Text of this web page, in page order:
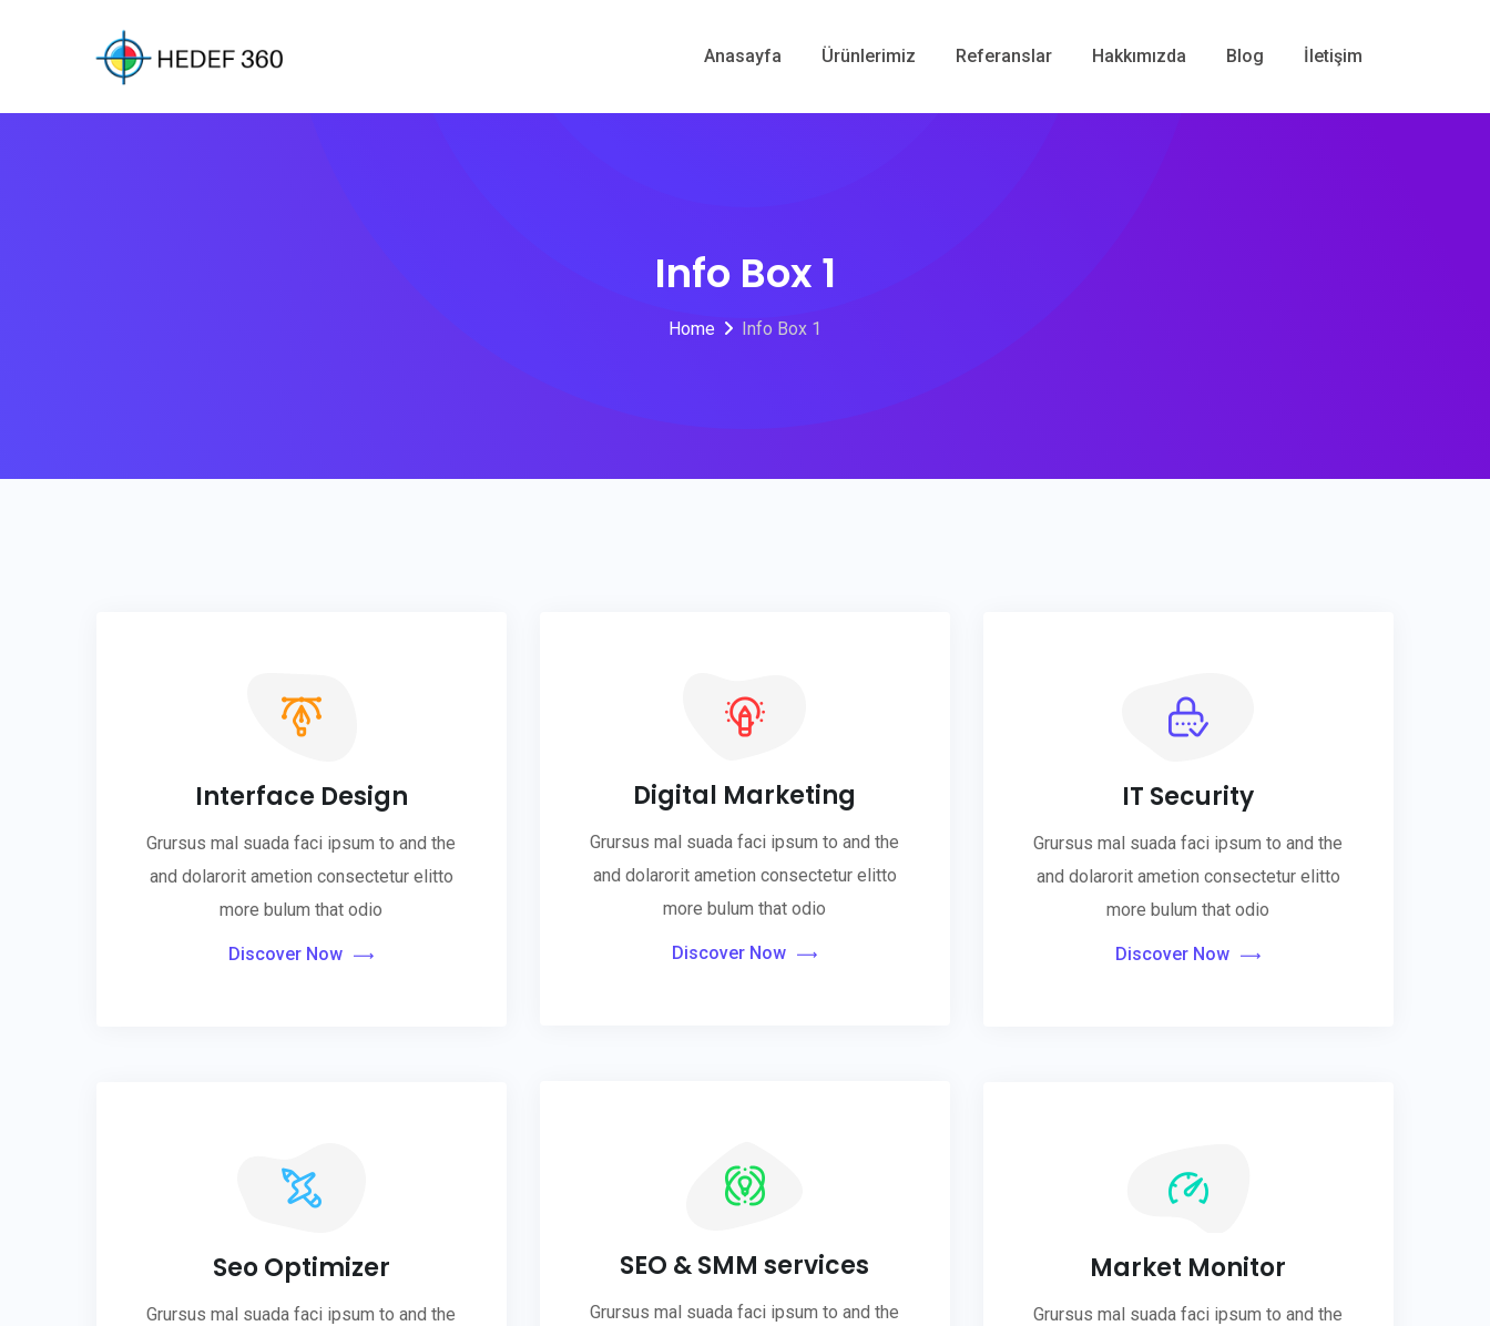
Anasayfa Ürünlerimiz Referanslar Hakkımızda Blog İletişim
Info Box 1
Home Info Box 1
Interface Design
Grursus mal suada faci ipsum to and the
and dolarorit ametion consectetur elitto
more bulum that odio
Discover Now
Seo Optimizer
Grursus mal suada faci ipsum to and the
Digital Marketing
Grursus mal suada faci ipsum to and the
and dolarorit ametion consectetur elitto
more bulum that odio
Discover Now
SEO & SMM services
Grursus mal suada faci ipsum to and the
IT Security
Grursus mal suada faci ipsum to and the
and dolarorit ametion consectetur elitto
more bulum that odio
Discover Now
Market Monitor
Grursus mal suada faci ipsum to and the